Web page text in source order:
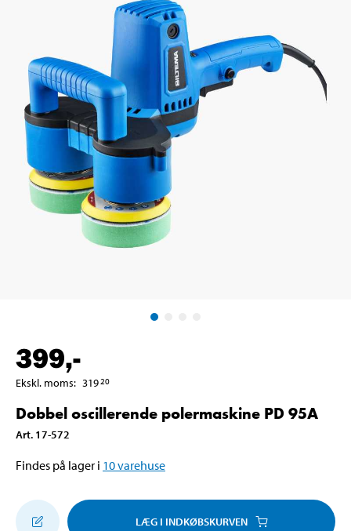
399,-
Ekskl. moms: 31920
Dobbel oscillerende polermaskine PD 95A
Art. 17-572
Findes på lager i 10varehuse
LÆG I INDKØBSKURVEN